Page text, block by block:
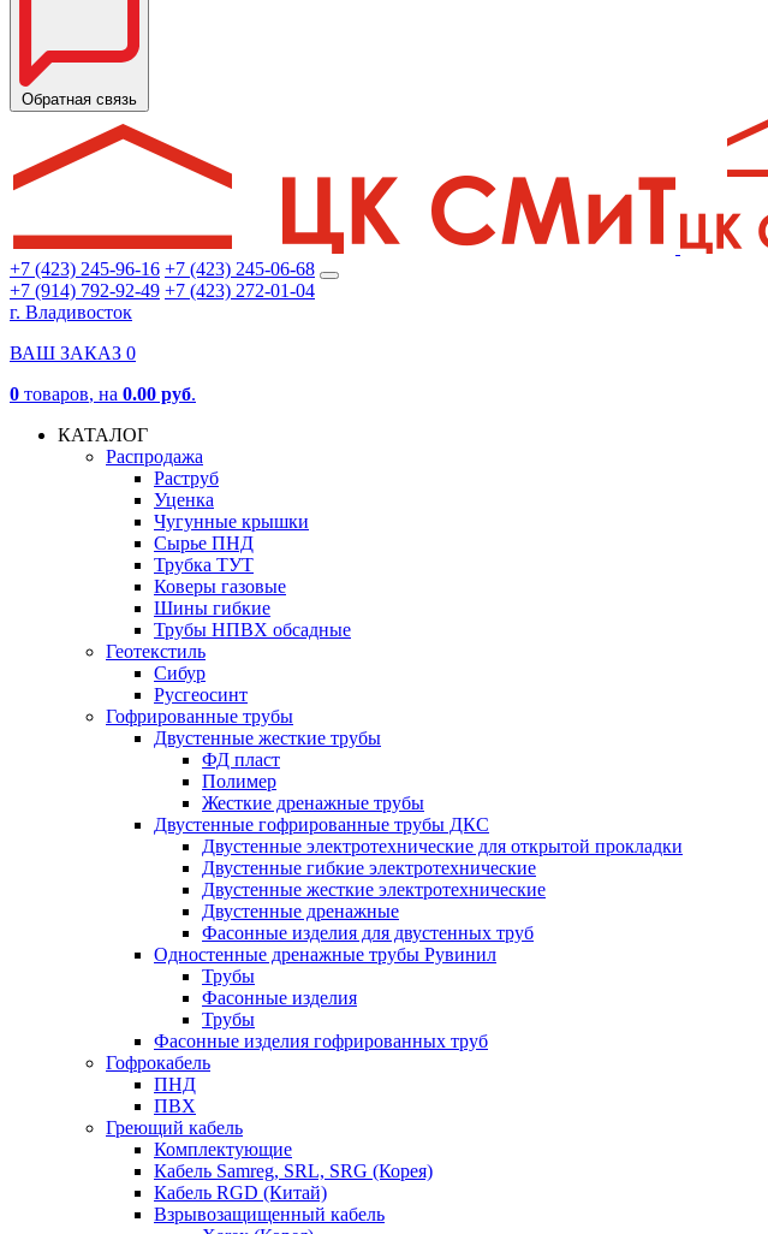
Обратная связь
+7 (423) 245-96-16 +7 (423) 245-06-68
+7 (914) 792-92-49 +7 (423) 272-01-04
г. Владивосток
ВАШ ЗАКАЗ 0
0 товаров, на 0.00 руб.
КАТАЛОГ
Распродажа
Раструб
Уценка
Чугунные крышки
Сырье ПНД
Трубка ТУТ
Коверы газовые
Шины гибкие
Трубы НПВХ обсадные
Геотекстиль
Сибур
Русгеосинт
Гофрированные трубы
Двустенные жесткие трубы
ФД пласт
Полимер
Жесткие дренажные трубы
Двустенные гофрированные трубы ДКС
Двустенные электротехнические для открытой прокладки
Двустенные гибкие электротехнические
Двустенные жесткие электротехнические
Двустенные дренажные
Фасонные изделия для двустенных труб
Одностенные дренажные трубы Рувинил
Трубы
Фасонные изделия
Трубы
Фасонные изделия гофрированных труб
Гофрокабель
ПНД
ПВХ
Греющий кабель
Комплектующие
Кабель Samreg, SRL, SRG (Корея)
Кабель RGD (Китай)
Взрывозащищенный кабель